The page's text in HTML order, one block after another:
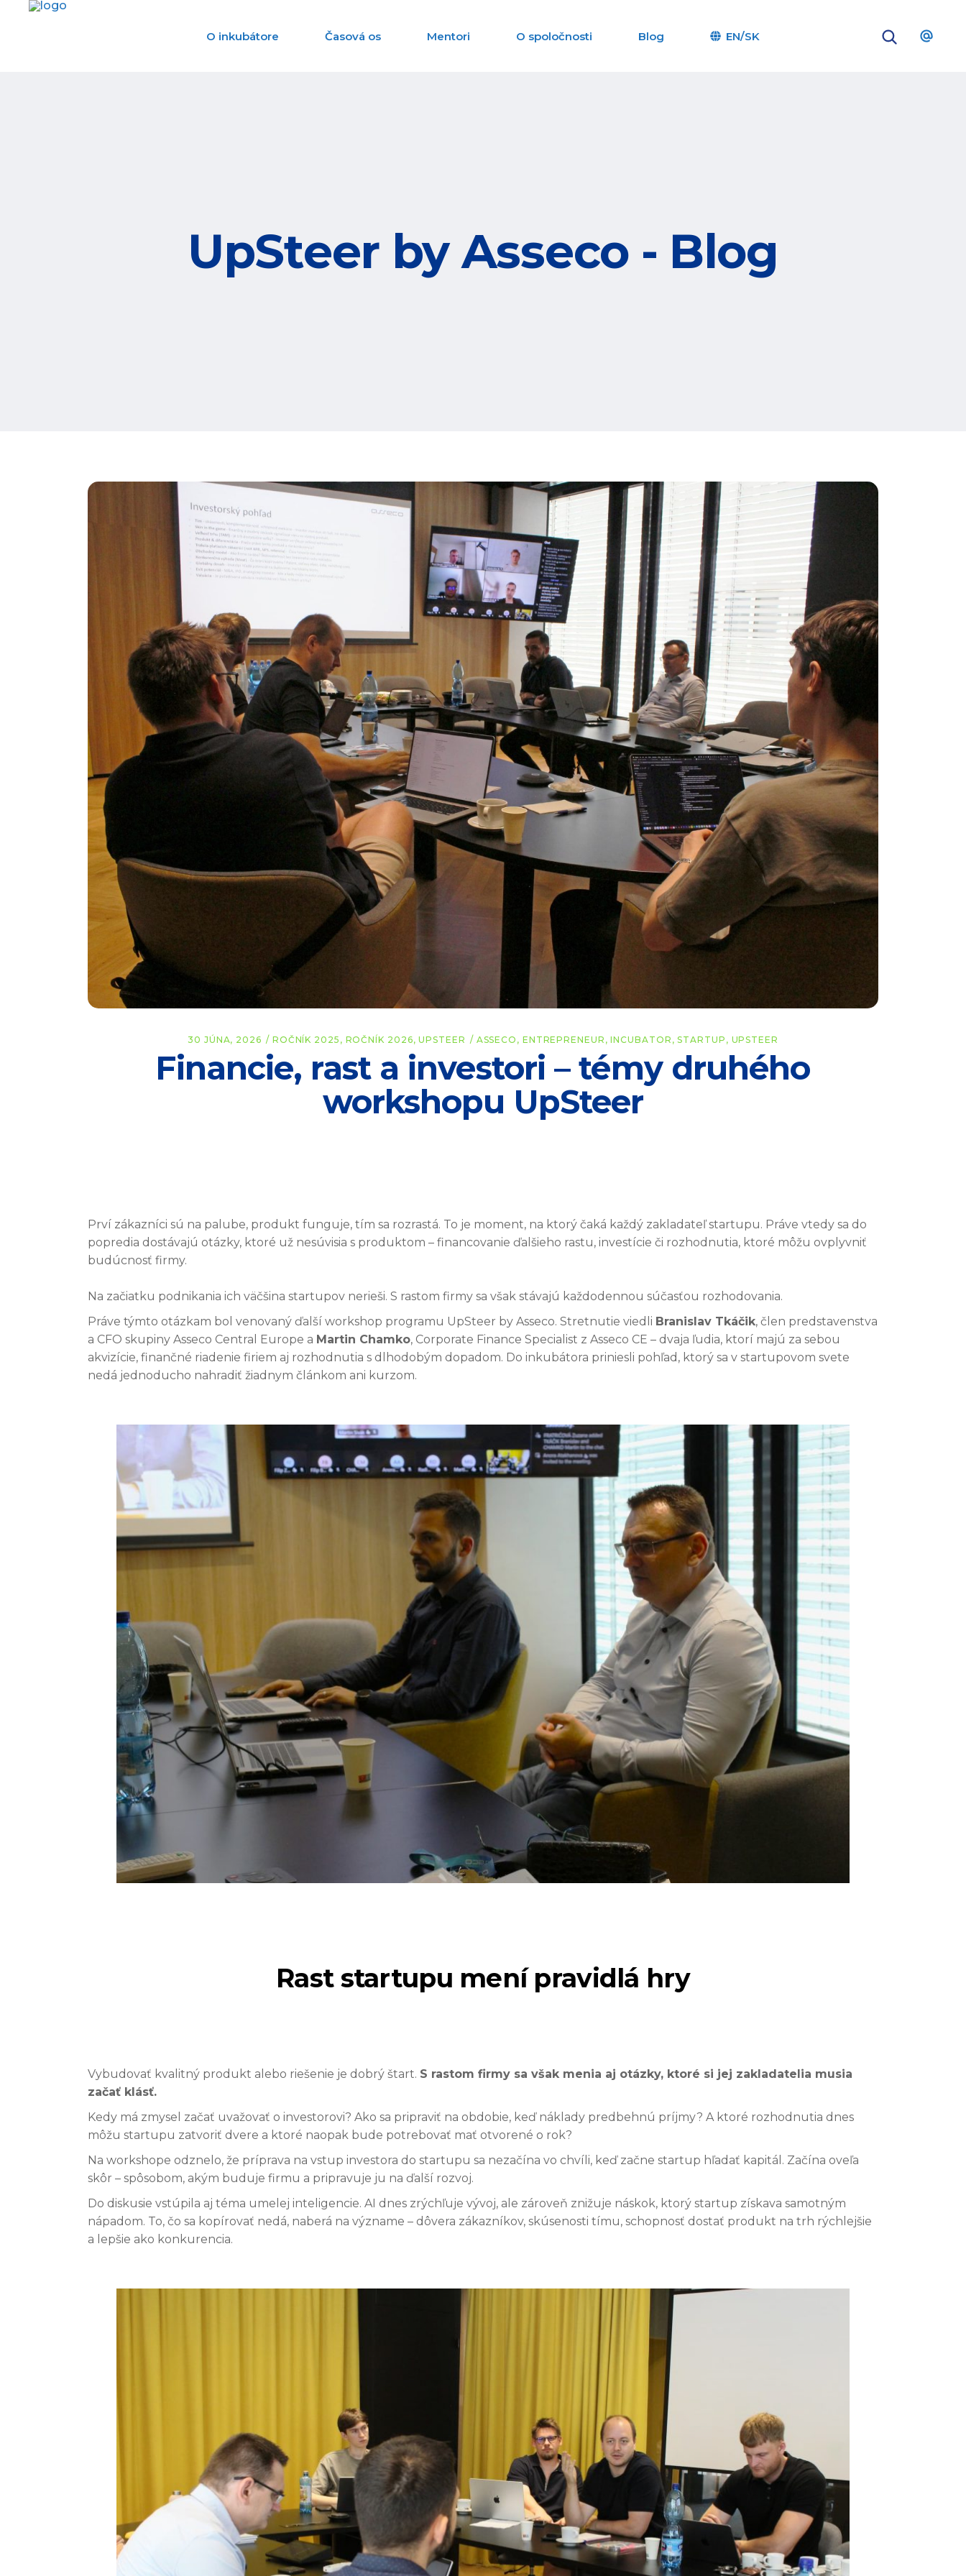
O inkubátore Časová os Mentori O spoločnosti Blog EN/SK
UpSteer by Asseco - Blog
30 JÚNA, 2026 ROČNÍK 2025 , ROČNÍK 2026,UPSTEER ASSECO , ENTREPRENEUR ,INCUBATOR ,STARTUP , UPSTEER
Financie, rast a investori – témy druhého
workshopu UpSteer
Prví zákazníci sú na palube, produkt funguje, tím sa rozrastá. To je moment, na ktorý čaká každý zakladateľ startupu. Práve vtedy sa do
popredia dostávajú otázky, ktoré už nesúvisia s produktom – financovanie ďalšieho rastu, investície či rozhodnutia, ktoré môžu ovplyvniť
budúcnosť firmy.
Na začiatku podnikania ich väčšina startupov nerieši. S rastom firmy sa však stávajú každodennou súčasťou rozhodovania.
Práve týmto otázkam bol venovaný ďalší workshop programu UpSteer by Asseco. Stretnutie viedli Branislav Tkáčik, člen predstavenstva
a CFO skupiny Asseco Central Europe a Martin Chamko, Corporate Finance Specialist z Asseco CE – dvaja ľudia, ktorí majú za sebou
akvizície, finančné riadenie firiem aj rozhodnutia s dlhodobým dopadom. Do inkubátora priniesli pohľad, ktorý sa v startupovom svete
nedá jednoducho nahradiť žiadnym článkom ani kurzom.
Rast startupu mení pravidlá hry
Vybudovať kvalitný produkt alebo riešenie je dobrý štart. S rastom firmy sa však menia aj otázky, ktoré si jej zakladatelia musia
začať klásť.
Kedy má zmysel začať uvažovať o investorovi? Ako sa pripraviť na obdobie, keď náklady predbehnú príjmy? A ktoré rozhodnutia dnes
môžu startupu zatvoriť dvere a ktoré naopak bude potrebovať mať otvorené o rok?
Na workshope odznelo, že príprava na vstup investora do startupu sa nezačína vo chvíli, keď začne startup hľadať kapitál. Začína oveľa
skôr – spôsobom, akým buduje firmu a pripravuje ju na ďalší rozvoj.
Do diskusie vstúpila aj téma umelej inteligencie. AI dnes zrýchľuje vývoj, ale zároveň znižuje náskok, ktorý startup získava samotným
nápadom. To, čo sa kopírovať nedá, naberá na význame – dôvera zákazníkov, skúsenosti tímu, schopnosť dostať produkt na trh rýchlejšie
a lepšie ako konkurencia.